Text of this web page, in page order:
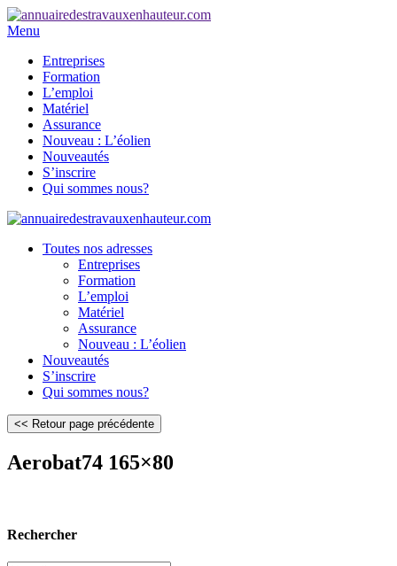
Menu
Entreprises
Formation
L’emploi
Matériel
Assurance
Nouveau : L’éolien
Nouveautés
S’inscrire
Qui sommes nous?
Toutes nos adresses
Entreprises
Formation
L’emploi
Matériel
Assurance
Nouveau : L’éolien
Nouveautés
S’inscrire
Qui sommes nous?
Aerobat74 165×80
Rechercher